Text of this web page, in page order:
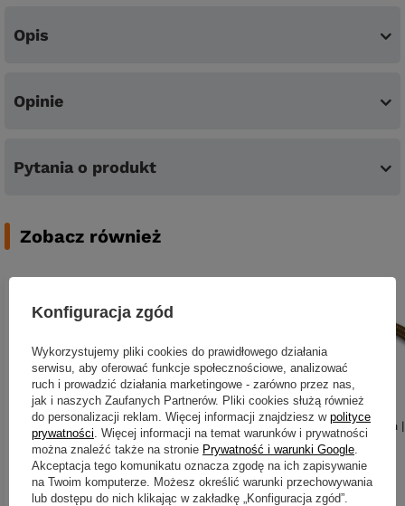
Opis
Opinie
Pytania o produkt
Zobacz również
Przynęta Libra Lures Largo Slim
3.4cm | 001 - White | kryl | 12 szt.
31,90 zł
Kup za: 1052.7pktpunktów
Przynęta Libra Lures Fatty
D'Worm Tournament 5.5cm
- Brown | kryl | 12 szt.
31,90 zł
Kup za: 1052.7pkt
Konfiguracja zgód
Wykorzystujemy pliki cookies do prawidłowego działania
serwisu, aby oferować funkcje społecznościowe, analizować
ruch i prowadzić działania marketingowe - zarówno przez nas,
jak i naszych Zaufanych Partnerów. Pliki cookies służą również
do personalizacji reklam. Więcej informacji znajdziesz w polityce
prywatności . Więcej informacji na temat warunków i prywatności
można znaleźć także na stronie Prywatność i warunki Google
Akceptacja tego komunikatu oznacza zgodę na ich zapisywanie
na Twoim komputerze. Możesz określić warunki przechowywania
lub dostępu do nich klikając w zakładkę „Konfiguracja zgód”.